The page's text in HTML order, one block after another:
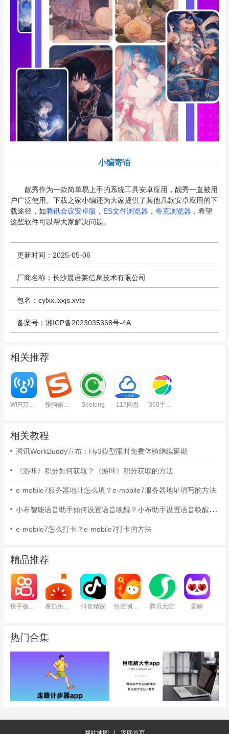
小编寄语
靓秀作为一款简单易上手的系统工具安卓应用，靓秀一直被用
户广泛使用。下载之家小编还为大家提供了其他几款安卓应用的下
载途径，如腾讯会议安卓版 ， ES文件浏览器 ， 夸克浏览器 ，希望
这些软件可以帮大家解决问题。
更新时间：2025-05-06
厂商名称：长沙晨语莱信息技术有限公司
包名：cylxx.lxxjs.xvte
备案号：湘ICP备2023035368号-4A
相关推荐
WIFI万能钥匙安卓版 搜狗输入法 Seetong 115网盘 360手机助手安卓版
相关教程
腾讯WorkBuddy宣布：Hy3模型限时免费体验继续延期
《游咔》积分如何获取？《游咔》积分获取的方法
e-mobile7服务器地址怎么填？e-mobile7服务器地址填写的方法
小布智能语音助手如何设置语音唤醒？小布助手设置语音唤醒的方法
e-mobile7怎么打卡？e-mobile7打卡的方法
精品推荐
快手极速版 番茄免费小说 抖音精选 悟空浏览器 腾讯元宝 爱聊
热门合集